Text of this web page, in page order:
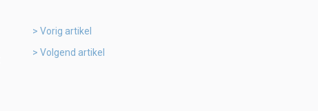
Vorig artikel
Volgend artikel